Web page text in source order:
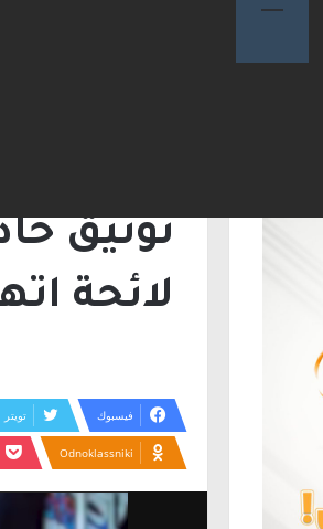
مفاوضات مضيق هرمز.. والاتفاق
توثيق
لائحة
فيسبوك تويتر
Odnoklassniki
مشغل
الفيديو